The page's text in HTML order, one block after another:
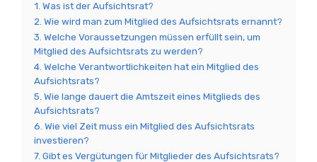
1. Was ist der Aufsichtsrat?
2. Wie wird man zum Mitglied des Aufsichtsrats ernannt?
3. Welche Voraussetzungen müssen erfüllt sein, um
Mitglied des Aufsichtsrats zu werden?
4. Welche Verantwortlichkeiten hat ein Mitglied des
Aufsichtsrats?
5. Wie lange dauert die Amtszeit eines Mitglieds des
Aufsichtsrats?
6. Wie viel Zeit muss ein Mitglied des Aufsichtsrats
investieren?
7. Gibt es Vergütungen für Mitglieder des Aufsichtsrats?